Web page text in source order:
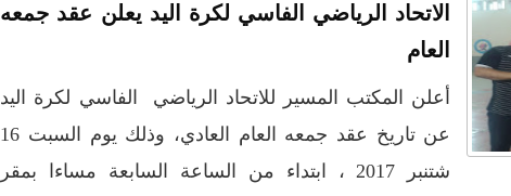
الاتحاد الرياضي الفاسي لكرة اليد يعلن عقد جمعه
العام
أعلن المكتب المسير للاتحاد الرياضي الفاسي لكرة اليد
عن تاريخ عقد جمعه العام العادي، وذلك يوم السبت 16
شتنبر 2017 ، ابتداء من الساعة السابعة مساءا بمقر